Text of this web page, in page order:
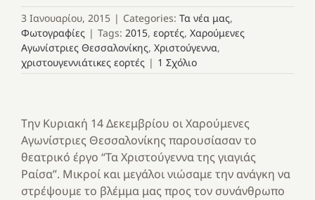
3 Ιανουαρίου, 2015 | Categories: Τα νέα μας,
Φωτογραφίες | Tags: 2015, εορτές, Χαρούμενες
Αγωνίστριες Θεσσαλονίκης, Χριστούγεννα,
χριστουγεννιάτικες εορτές | 1 Σχόλιο
Την Κυριακή 14 Δεκεμβρίου οι Χαρούμενες
Αγωνίστριες Θεσσαλονίκης παρουσίασαν το
θεατρικό έργο “Τα Χριστούγεννα της γιαγιάς
Ραίσα”. Μικροί και μεγάλοι νιώσαμε την ανάγκη να
στρέψουμε το βλέμμα μας προς τον συνάνθρωπο